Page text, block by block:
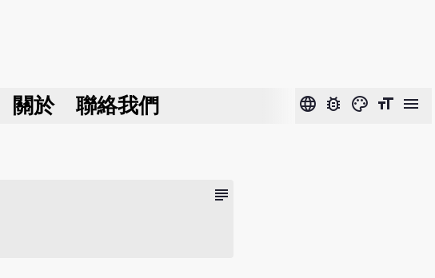
關於 聯絡我們 language bug_report color_lens format_size menu
subject